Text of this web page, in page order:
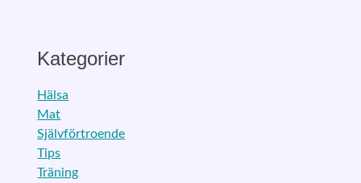
Kategorier
Hälsa
Mat
Självförtroende
Tips
Träning